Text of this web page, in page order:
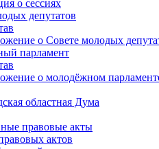
о сессиях
депутатов
о Совете молодых
парламент
о молодёжном
областная Дума
правовые акты
актов